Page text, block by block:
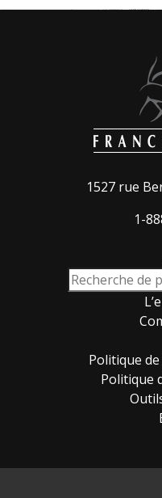
1527 rue
1-
Recherche
pour :
Politique
Politique